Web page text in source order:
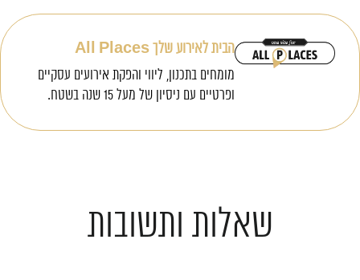
הבית לאירוע שלך All Places
מומחים בתכנון, ליווי והפקת אירועים עסקיים
ופרטיים עם ניסיון של מעל 15 שנה בשטח.
שאלות ותשובות